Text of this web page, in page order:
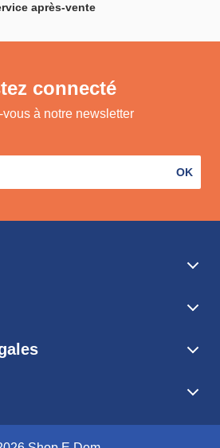
après-vente
connecté
vous à notre newsletter
OK